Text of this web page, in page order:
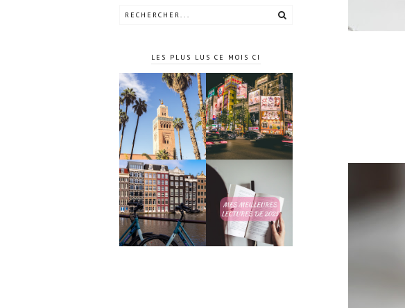
LES PLUS LUS CE MOIS CI
4 jours à
Marrakech
10 jours à
Tokyo au
Japon
4 jours à
Amsterdam
Mes meilleures
lectures de
2025